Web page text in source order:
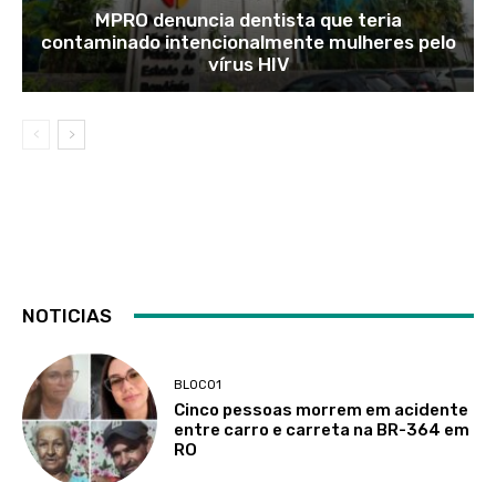
MPRO denuncia dentista que teria
contaminado intencionalmente mulheres pelo
vírus HIV
NOTICIAS
BLOCO1
Cinco pessoas morrem em acidente
entre carro e carreta na BR-364 em
RO